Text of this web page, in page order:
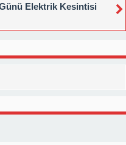
Elektrik Kesintisi